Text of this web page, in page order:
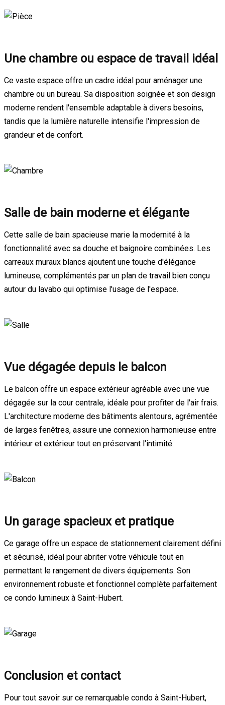
Une chambre ou espace de travail idéal
Ce vaste espace offre un cadre idéal pour aménager une
chambre ou un bureau. Sa disposition soignée et son design
moderne rendent l'ensemble adaptable à divers besoins,
tandis que la lumière naturelle intensifie l'impression de
grandeur et de confort.
Salle de bain moderne et élégante
Cette salle de bain spacieuse marie la modernité à la
fonctionnalité avec sa douche et baignoire combinées. Les
carreaux muraux blancs ajoutent une touche d'élégance
lumineuse, complémentés par un plan de travail bien conçu
autour du lavabo qui optimise l'usage de l'espace.
Vue dégagée depuis le balcon
Le balcon offre un espace extérieur agréable avec une vue
dégagée sur la cour centrale, idéale pour profiter de l'air frais.
L'architecture moderne des bâtiments alentours, agrémentée
de larges fenêtres, assure une connexion harmonieuse entre
intérieur et extérieur tout en préservant l'intimité.
Un garage spacieux et pratique
Ce garage offre un espace de stationnement clairement défini
et sécurisé, idéal pour abriter votre véhicule tout en
permettant le rangement de divers équipements. Son
environnement robuste et fonctionnel complète parfaitement
ce condo lumineux à Saint-Hubert.
Conclusion et contact
Pour tout savoir sur ce remarquable condo à Saint-Hubert,